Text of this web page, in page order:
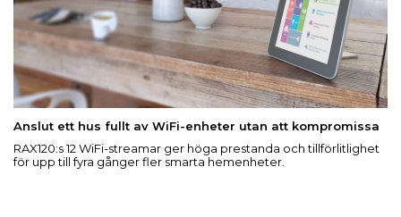
Anslut ett hus fullt av WiFi-enheter utan att kompromissa
RAX120:s 12 WiFi-streamar ger höga prestanda och tillförlitlighet
för upp till fyra gånger fler smarta hemenheter.